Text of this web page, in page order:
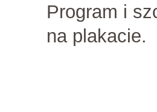
Program i
na plakacie.